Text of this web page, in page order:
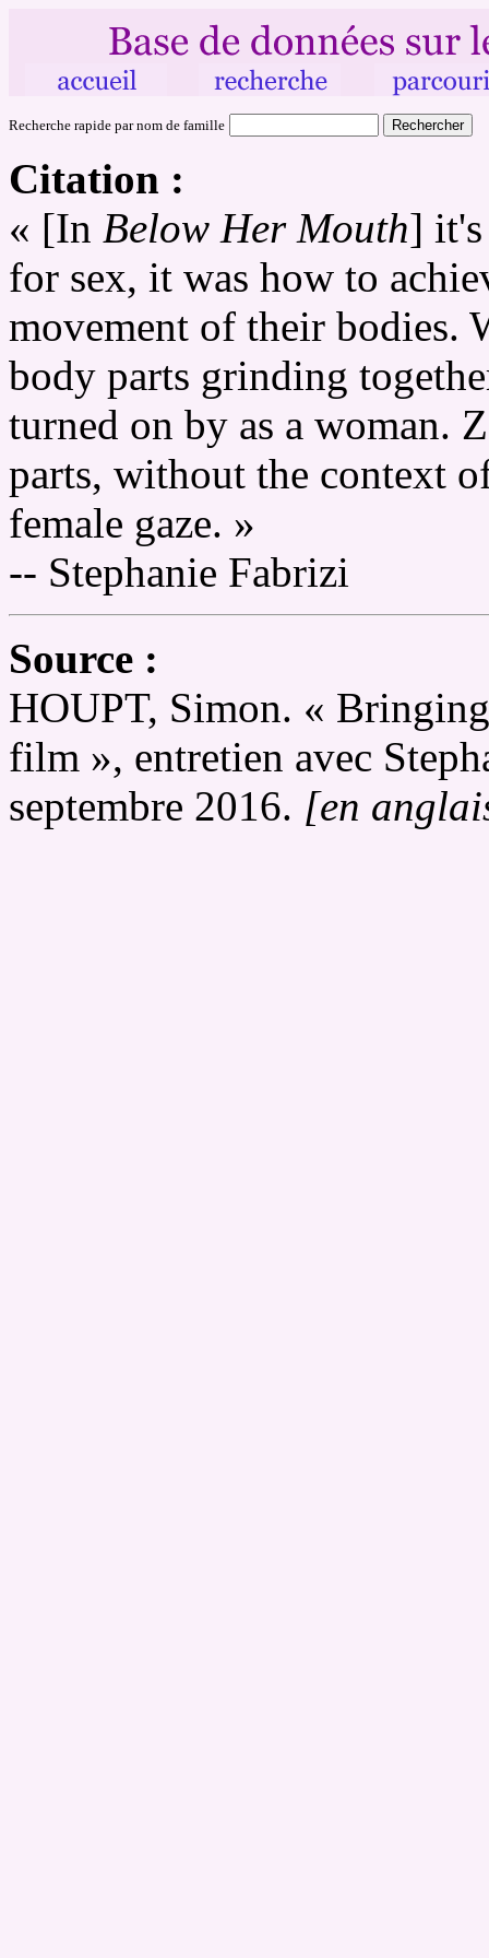
Recherche rapide par nom de famille
Citation :
« [In Below Her Mouth] it's
for sex, it was how to
movement of their bodies.
body parts grinding
turned on by as a woman.
parts, without the context
female gaze. »
-- Stephanie Fabrizi
Source :
HOUPT, Simon. «
film », entretien avec
septembre 2016. [en